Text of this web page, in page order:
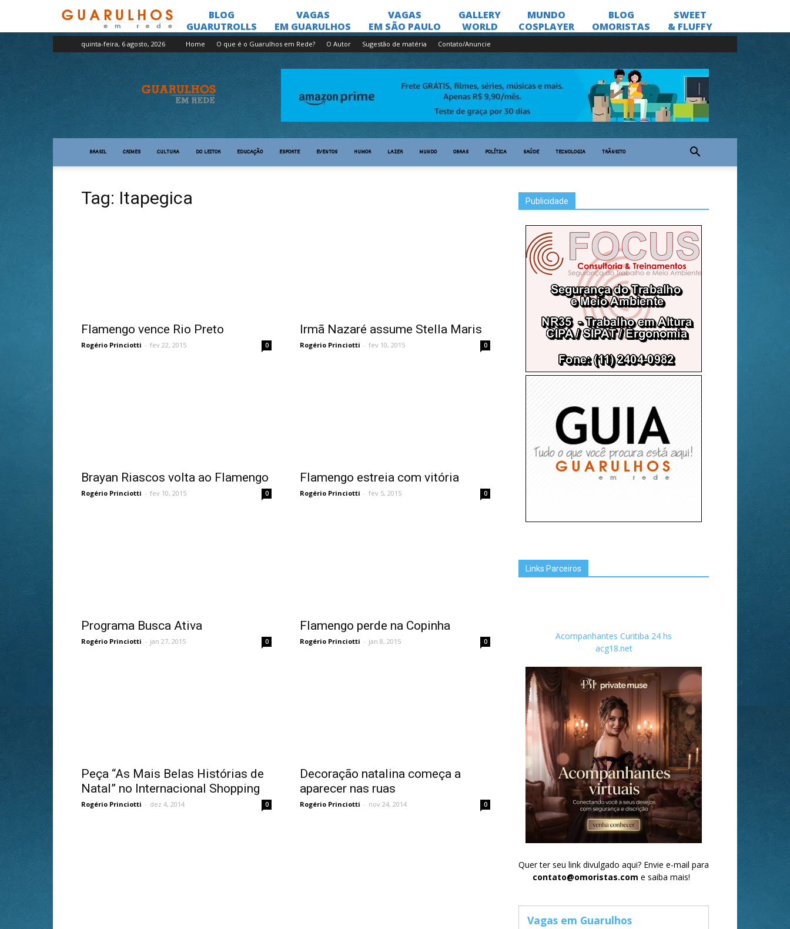
quinta-feira, 6 agosto, 2026 Home O que é o Guarulhos em Rede? O Autor Sugestão de matéria Contato/Anuncie
Guarulhos
em
Rede
BRASIL CRIMES CULTURA DO LEITOR EDUCAÇÃO ESPORTE EVENTOS HUMOR LAZER MUNDO OBRAS POLÍTICA SAÚDE TECNOLOGIA TRÂNSITO
Tag: Itapegica
Flamengo vence Rio Preto
Rogério Princiotti - fev 22, 2015 0
Irmã Nazaré assume Stella Maris
Rogério Princiotti - fev 10, 2015 0
Brayan Riascos volta ao Flamengo
Rogério Princiotti - fev 10, 2015 0
Flamengo estreia com vitória
Rogério Princiotti - fev 5, 2015 0
Programa Busca Ativa
Rogério Princiotti - jan 27, 2015 0
Flamengo perde na Copinha
Rogério Princiotti - jan 8, 2015 0
Peça “As Mais Belas Histórias de
Natal” no Internacional Shopping
Rogério Princiotti - dez 4, 2014 0
Decoração natalina começa a
aparecer nas ruas
Rogério Princiotti - nov 24, 2014 0
Publicidade
Links Parceiros
Acompanhantes Curitiba 24 hs
acg18.net
Quer ter seu link divulgado aqui? Envie e-mail para
contato@omoristas.com e saiba mais!
Vagas em Guarulhos